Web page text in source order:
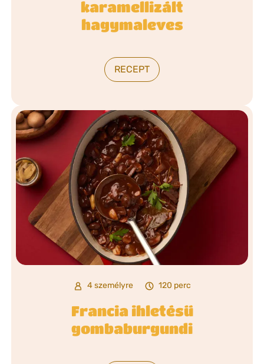
karamellizált
hagymaleves
RECEPT
4 személyre 120 perc
Francia ihletésű
gombaburgundi